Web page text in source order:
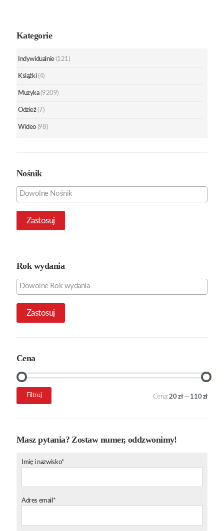
Kategorie
Indywidualnie (121)
Książki (4)
Muzyka (9209)
Odzież (7)
Wideo (98)
Nośnik
Zastosuj
Rok wydania
Zastosuj
Cena
Cena
Cena
Filtruj Cena:20 zł— 110 zł
Masz pytania? Zostaw numer, oddzwonimy!
Imię i nazwisko*
Adres email*